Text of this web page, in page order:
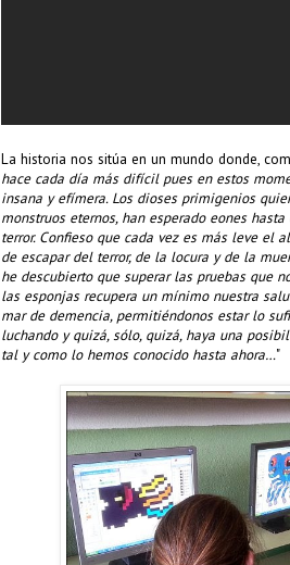
La historia nos sitúa en un mundo donde,
hace cada día más difícil pues en estos
insana y efímera. Los dioses primigenios
monstruos eternos, han esperado eones
terror. Confieso que cada vez es más leve el
de escapar del terror, de la locura y de la
he descubierto que superar las pruebas que
las esponjas recupera un mínimo nuestra
mar de demencia, permitiéndonos estar lo
luchando y quizá, sólo, quizá, haya una
tal y como lo hemos conocido hasta ahora…"